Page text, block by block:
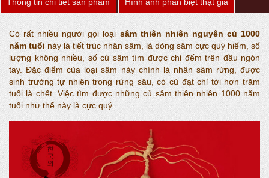
Thông tin chi tiết sản phẩm Hình ảnh phân biệt thật giả
Có rất nhiều người gọi loại sâm thiên nhiên nguyên củ 1000
năm tuổi này là tiết trúc nhân sâm, là dòng sâm cực quý hiếm, số
lượng không nhiều, số củ sâm tìm được chỉ đếm trên đầu ngón
tay. Đặc điểm của loại sâm này chính là nhân sâm rừng, được
sinh trưởng tự nhiên trong rừng sâu, có củ đạt chỉ tới hơn trăm
tuổi là chết. Việc tìm được những củ sâm thiên nhiên 1000 năm
tuổi như thế này là cực quý.